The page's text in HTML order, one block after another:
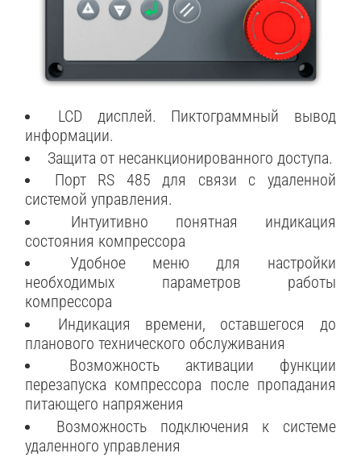
LCD дисплей. Пиктограммный вывод
информации.
Защита от несанкционированного доступа.
Порт RS 485 для связи с удаленной
системой управления.
Интуитивно понятная индикация
состояния компрессора
Удобное меню для настройки
необходимых параметров работы
компрессора
Индикация времени, оставшегося до
планового технического обслуживания
Возможность активации функции
перезапуска компрессора после пропадания
питающего напряжения
Возможность подключения к системе
удаленного управления